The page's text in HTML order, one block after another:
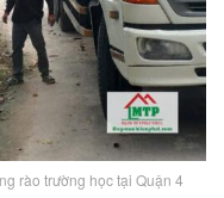
rào trường học tại Quận 4